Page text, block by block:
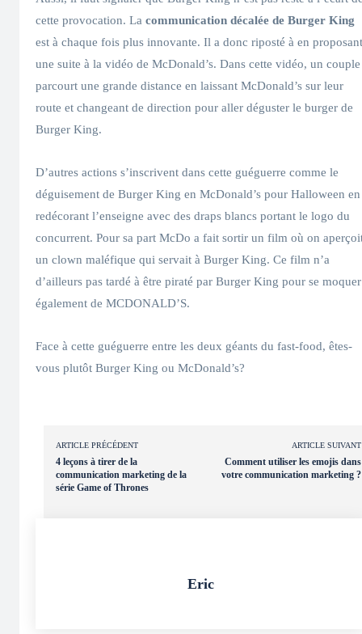
cette provocation. La communication décalée de Burger King
est à chaque fois plus innovante. Il a donc riposté à en proposant
une suite à la vidéo de McDonald’s. Dans cette vidéo, un couple
parcourt une grande distance en laissant McDonald’s sur leur
route et changeant de direction pour aller déguster le burger de
Burger King.
D’autres actions s’inscrivent dans cette guéguerre comme le
déguisement de Burger King en McDonald’s pour Halloween en
redécorant l’enseigne avec des draps blancs portant le logo du
concurrent. Pour sa part McDo a fait sortir un film où on
un clown maléfique qui servait à Burger King. Ce film n’a
d’ailleurs pas tardé à être piraté par Burger King pour se moquer
également de MCDONALD’S.
Face à cette guéguerre entre les deux géants du fast-food, êtes-
vous plutôt Burger King ou McDonald’s?
ARTICLE PRÉCÉDENT
4 leçons à tirer de la
communication marketing de la
série Game of Thrones
ARTICLE SUIVANT
Comment utiliser les emojis dans
votre communication marketing ?
Eric